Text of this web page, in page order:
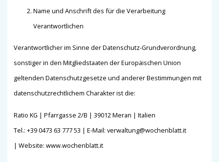
Name und Anschrift des für die Verarbeitung
Verantwortlichen
Verantwortlicher im Sinne der Datenschutz-Grundverordnung,
sonstiger in den Mitgliedstaaten der Europäischen Union
geltenden Datenschutzgesetze und anderer Bestimmungen mit
datenschutzrechtlichem Charakter ist die:
Ratio KG | Pfarrgasse 2/B | 39012 Meran | Italien
Tel.: +39 0473 63 777 53 | E-Mail: verwaltung@wochenblatt.it
| Website: www.wochenblatt.it